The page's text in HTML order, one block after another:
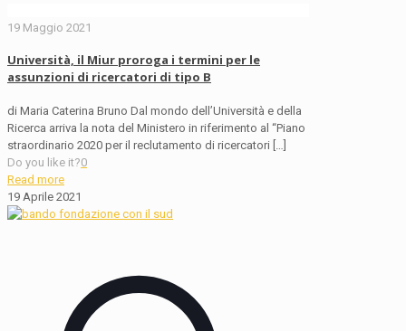
19 Maggio 2021
Università, il Miur proroga i termini per le
assunzioni di ricercatori di tipo B
di Maria Caterina Bruno Dal mondo dell’Università e della
Ricerca arriva la nota del Ministero in riferimento al “Piano
straordinario 2020 per il reclutamento di ricercatori […]
Do you like it?0
Read more
19 Aprile 2021